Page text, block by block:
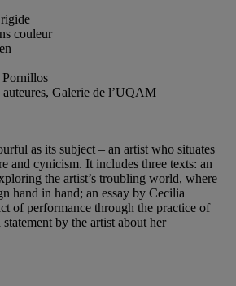
couleur
Pornillos
Galerie de l’UQAM
as its subject – an artist who situates
and cynicism. It includes three texts: an
the artist’s troubling world, where
hand in hand; an essay by Cecilia
of performance through the practice of
by the artist about her